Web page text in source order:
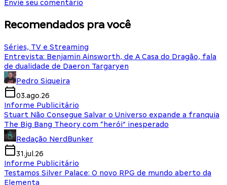
Envie seu comentário
Recomendados pra você
Séries, TV e Streaming
Entrevista: Benjamin Ainsworth, de A Casa do Dragão, fala
de dualidade de Daeron Targaryen
Pedro Siqueira
03.ago.26
Informe Publicitário
Stuart Não Consegue Salvar o Universo expande a franquia
The Big Bang Theory com “herói” inesperado
Redação NerdBunker
31.jul.26
Informe Publicitário
Testamos Silver Palace: O novo RPG de mundo aberto da
Elementa